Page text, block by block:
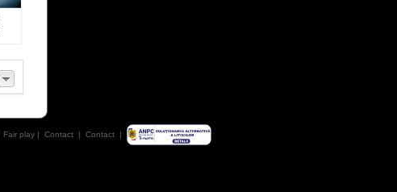
Fair play| Contact| Contact|